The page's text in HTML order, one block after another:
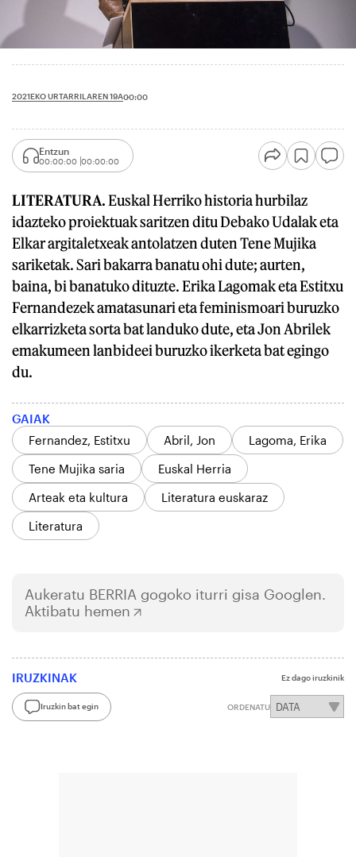
2021EKO URTARRILAREN 19A00:00
Entzun
00:00:00 00:00:00
LITERATURA.Euskal Herriko historia hurbilaz
idazteko proiektuak saritzen ditu Debako Udalak eta
Elkar argitaletxeak antolatzen duten Tene Mujika
sariketak. Sari bakarra banatu ohi dute; aurten,
baina, bi banatuko dituzte. Erika Lagomak eta Estitxu
Fernandezek amatasunari eta feminismoari buruzko
elkarrizketa sorta bat landuko dute, eta Jon Abrilek
emakumeen lanbideei buruzko ikerketa bat egingo
du.
GAIAK
Fernandez, Estitxu
Abril, Jon
Lagoma, Erika
Tene Mujika saria
Euskal Herria
Arteak eta kultura
Literatura euskaraz
Literatura
Aukeratu BERRIA gogoko iturri gisa Googlen.
Aktibatu hemen
IRUZKINAK Ez dago iruzkinik
Iruzkin bat egin ORDENATU